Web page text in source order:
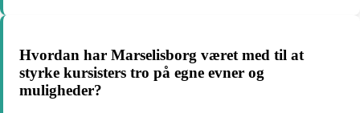
Hvordan har Marselisborg været med til at
styrke kursisters tro på egne evner og
muligheder?